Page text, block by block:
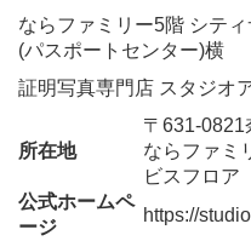
ならファミリー5階 シテ
(パスポートセンター)横
証明写真専門店 スタジオ
所在地
〒631-0821
ならファミ
ビスフロア
公式ホームペ
ージ
https://